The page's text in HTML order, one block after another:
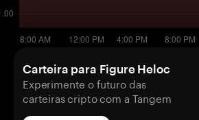
Carteira para Figure Heloc
Experimente o futuro das
carteiras cripto com a Tangem